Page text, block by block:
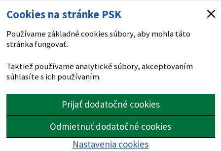
Cookies na stránke PSK
Používame základné cookies súbory, aby mohla táto
stránka fungovať.
Taktiež používame analytické súbory, akceptovaním
súhlasíte s ich používaním.
Prijať dodatočné cookies
Odmietnuť dodatočné cookies
Nastavenia cookies